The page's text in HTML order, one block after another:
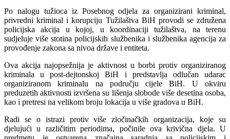
Po nalogu tužioca iz Posebnog odjela za organizirani kriminal,
privredni kriminal i korupciju Tužilaštva BiH provodi se združena
policijska akcija u kojoj, u koordinaciji tužilaštva, na terenu
sudjeluje više stotina policijskih službenika i službenika agencija za
provođenje zakona sa nivoa države i entiteta.
Ova akcija najopsežnija je aktivnost u borbi protiv organiziranog
kriminala u post-dejtonskoj BiH i predstavlja odlučan udarac
organiziranom kriminalu na području cijele BiH. U okviru
preduzetih aktivnosti izvršena su lišenja slobode više desetina osoba,
kao i pretresi na velikom broju lokacija u više gradova u BiH.
Radi se o istrazi protiv više zločinačkih organizacija, koje su
djelujući u različitim periodima, počinile ova krivična djela. U